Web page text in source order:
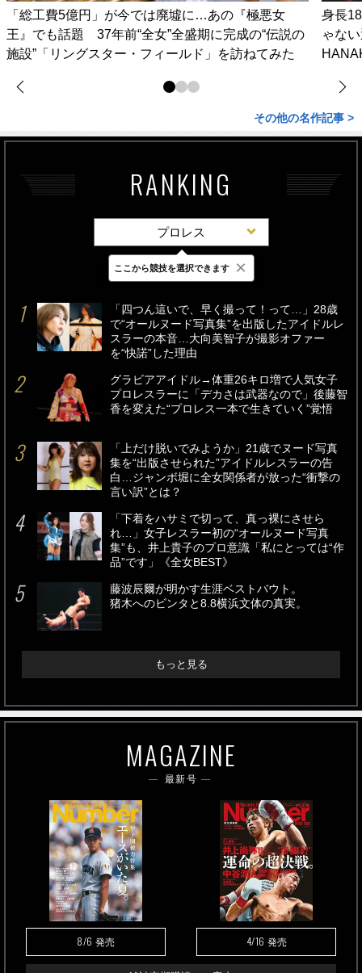
「総工費5億円」が今では廃墟に…あの『極悪女
王』でも話題 37年前“全女”全盛期に完成の“伝説の
施設”「リングスター・フィールド」を訪ねてみた
身長
ゃな
その他の名作記事 >
RANKING
プロレス
最新 24時間 週間
「四つん這いで、早く撮って！って…」28歳
で“オールヌード写真集”を出版したアイドルレ
スラーの本音…大向美智子が撮影オファー
を“快諾”した理由
グラビアアイドル→体重26キロ増で人気女子
プロレスラーに「デカさは武器なので」後藤智
香を変えた“プロレス一本で生きていく”覚悟
「上だけ脱いでみようか」21歳でヌード写真
集を“出版させられた”アイドルレスラーの告
白…ジャンボ堀に全女関係者が放った“衝撃の
言い訳”とは？
「下着をハサミで切って、真っ裸にさせら
れ…」女子レスラー初の“オールヌード写真
集”も、井上貴子のプロ意識「私にとっては“作
品”です」《全女BEST》
藤波辰爾が明かす生涯ベストバウト。
猪木へのビンタと8.8横浜文体の真実。
もっと見る
MAGAZINE
最新号
8/6 発売 4/16 発売
ここから競技を選択できます ×